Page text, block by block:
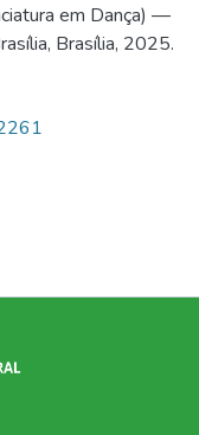
em Dança) —
Brasília, 2025.